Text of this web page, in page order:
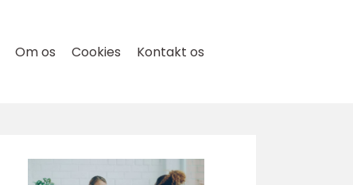
Om os Cookies Kontakt os